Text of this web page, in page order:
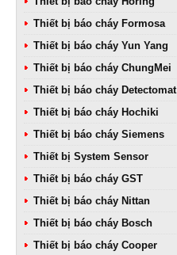
Thiết bị báo cháy Formosa
Thiết bị báo cháy Yun Yang
Thiết bị báo cháy ChungMei
Thiết bị báo cháy Detectomat
Thiết bị báo cháy Hochiki
Thiết bị báo cháy Siemens
Thiết bị System Sensor
Thiết bị báo cháy GST
Thiết bị báo cháy Nittan
Thiết bị báo cháy Bosch
Thiết bị báo cháy Cooper